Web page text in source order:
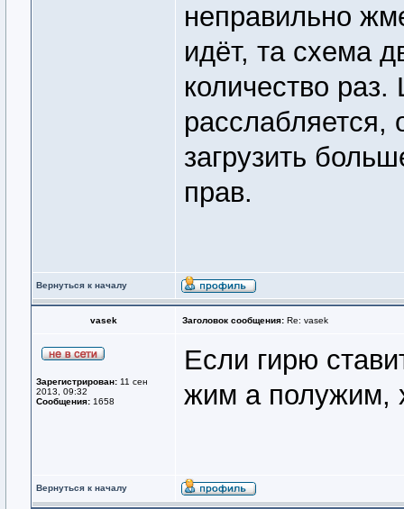
неправильно
идёт, та схема
количество
расслабляется,
загрузить
прав.
Вернуться к началу
vasek Заголовок сообщения: Re: vasek
Зарегистрирован: 11 сен
2013, 09:32
Сообщения: 1658
Если гирю
жим а полужим,
Вернуться к началу